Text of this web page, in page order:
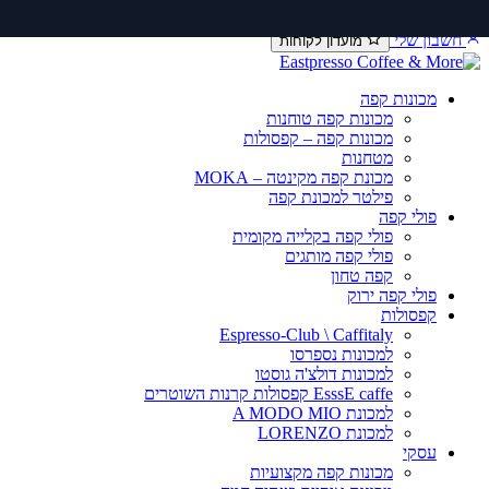
לתוכן
חשבון שלי
מועדון לקוחות
מכונות קפה
מכונות קפה טוחנות
מכונות קפה – קפסולות
מטחנות
מכונת קפה מקינטה – MOKA
פילטר למכונת קפה
פולי קפה
פולי קפה בקלייה מקומית
פולי קפה מותגים
קפה טחון
פולי קפה ירוק
קפסולות
Espresso-Club \ Caffitaly
למכונות נספרסו
למכונות דולצ'ה גוסטו
EsssE caffe קפסולות קרנות השוטרים
למכונת A MODO MIO
למכונת LORENZO
עסקי
מכונות קפה מקצועיות